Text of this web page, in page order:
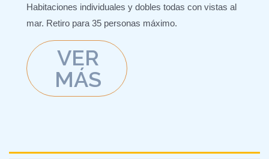
Habitaciones individuales y dobles todas con vistas al
mar. Retiro para 35 personas máximo.
VER
MÁS